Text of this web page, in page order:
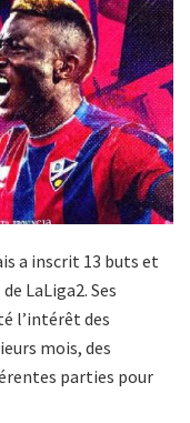
a inscrit 13 buts et
LaLiga2. Ses
l’intérêt des
mois, des
parties pour